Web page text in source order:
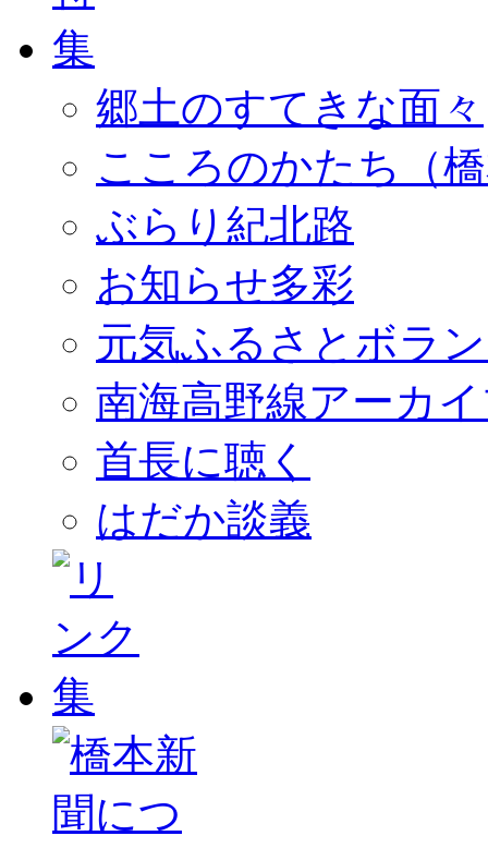
郷土のすてきな面々
こころのかたち（
ぶらり紀北路
お知らせ多彩
元気ふるさとボラ
南海高野線アーカ
首長に聴く
はだか談義